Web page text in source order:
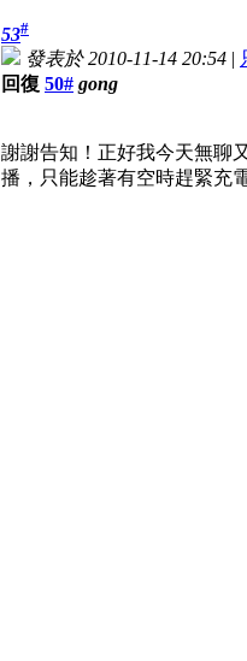
53#
發表於 2010-11-14 20:54 |
回復 50# gong
謝謝告知！正好我今天無聊
播，只能趁著有空時趕緊充